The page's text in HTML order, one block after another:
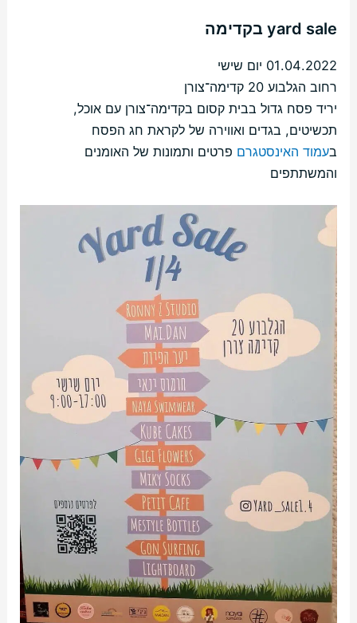
yard sale בקדימה
01.04.2022 יום שישי
רחוב הגלבוע 20 קדימה־צורן
יריד פסח גדול בבית קסום בקדימה־צורן עם אוכל,
תכשיטים, בגדים ואווירה של לקראת חג הפסח
בעמוד האינסטגרם פרטים ותמונות של האומנים
והמשתתפים